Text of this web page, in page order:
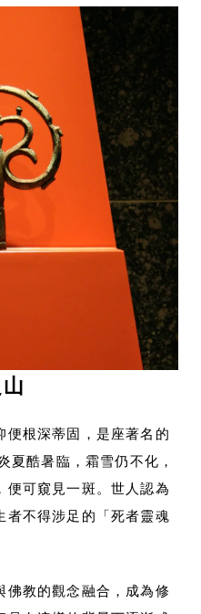
便根深蒂固，是座著名的
夏酷暑臨，霜雪仍不化，
便可窺見一斑。世人認為
者不得涉足的「死者靈魂
佛教的觀念融合，成為修